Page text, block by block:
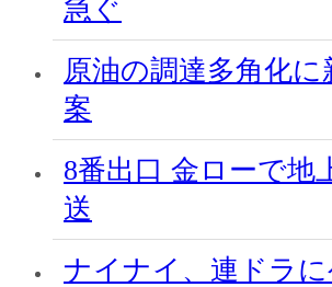
急ぐ
原油の調達多角化に
案
8番出口 金ローで地
送
ナイナイ、連ドラに